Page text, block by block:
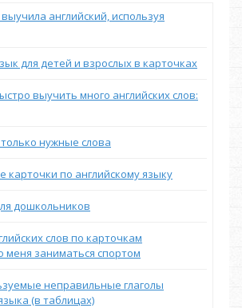
английский, используя
для детей и взрослых в карточках
выучить много английских слов:
нужные слова
карточки по английскому языку
дошкольников
слов по карточкам
меня заниматься спортом
неправильные глаголы
(в таблицах)